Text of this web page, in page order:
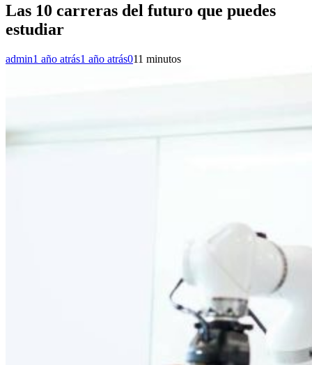
Las 10 carreras del futuro que puedes
estudiar
admin1 año atrás1 año atrás011 minutos